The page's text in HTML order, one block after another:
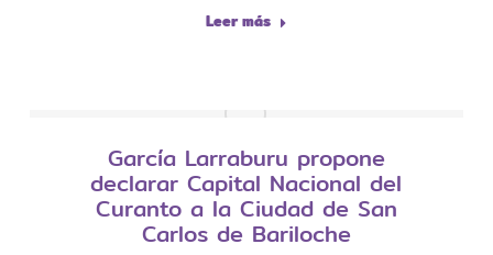
Leer más
García Larraburu propone
declarar Capital Nacional del
Curanto a la Ciudad de San
Carlos de Bariloche